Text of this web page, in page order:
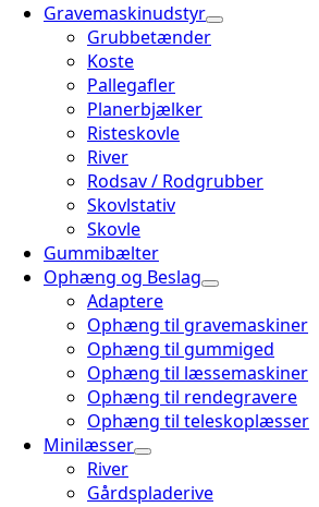
Gravemaskinudstyr
Grubbetænder
Koste
Pallegafler
Planerbjælker
Risteskovle
River
Rodsav / Rodgrubber
Skovlstativ
Skovle
Gummibælter
Ophæng og Beslag
Adaptere
Ophæng til gravemaskiner
Ophæng til gummiged
Ophæng til læssemaskiner
Ophæng til rendegravere
Ophæng til teleskoplæsser
Minilæsser
River
Gårdspladerive